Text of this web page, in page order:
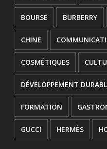
BOURSE BURBERRY
CHINE
COSMÉTIQUES
DÉVELOPPEMENT
FORMATION
GUCCI HERMÈS